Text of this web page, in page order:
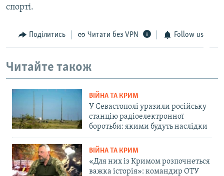
спорті.
Поділитись Читати без VPN Follow us
Читайте також
ВІЙНА ТА КРИМ
У Севастополі уразили російську
станцію радіоелектронної
боротьби: якими будуть наслідки
ВІЙНА ТА КРИМ
«Для них із Кримом розпочнеться
важка історія»: командир ОТУ